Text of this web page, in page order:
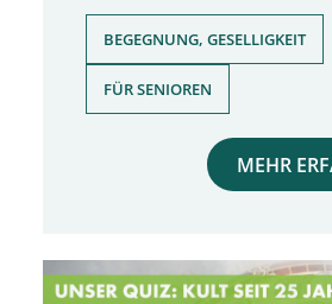
BEGEGNUNG, GESELLIGKEIT
FÜR SENIOREN
MEHR